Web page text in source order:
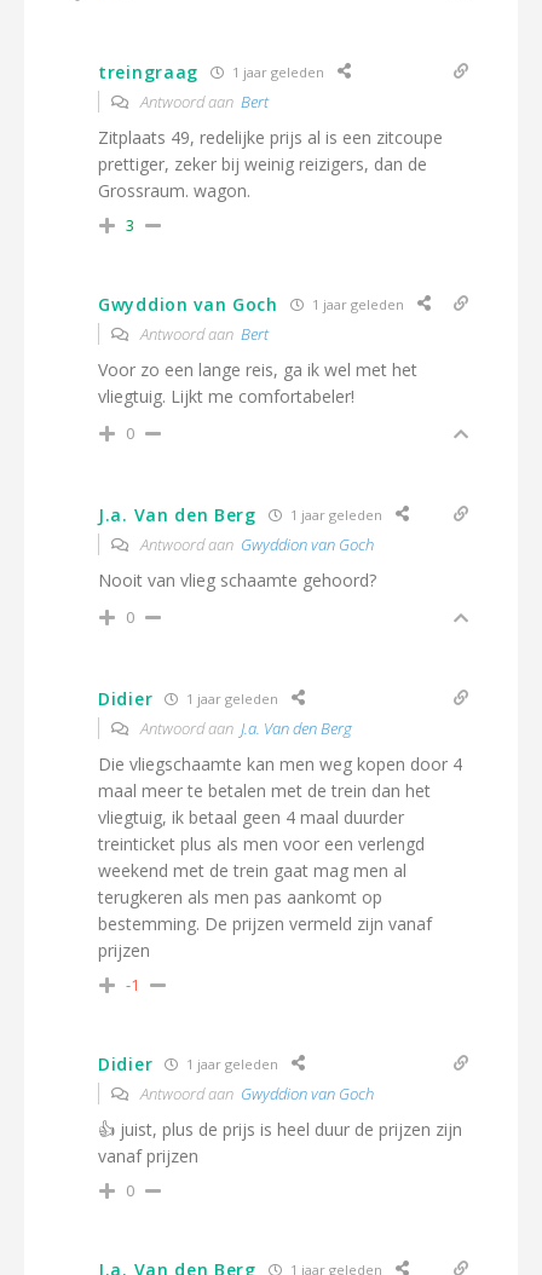
treingraag 1 jaar geleden
Antwoord aan Bert
Zitplaats 49, redelijke prijs al is een zitcoupe
prettiger, zeker bij weinig reizigers, dan de
Grossraum. wagon.
3
Gwyddion van Goch 1 jaar geleden
Antwoord aan Bert
Voor zo een lange reis, ga ik wel met het
vliegtuig. Lijkt me comfortabeler!
0
J.a. Van den Berg 1 jaar geleden
Antwoord aan Gwyddion van Goch
Nooit van vlieg schaamte gehoord?
0
Didier 1 jaar geleden
Antwoord aan J.a. Van den Berg
Die vliegschaamte kan men weg kopen door 4
maal meer te betalen met de trein dan het
vliegtuig, ik betaal geen 4 maal duurder
treinticket plus als men voor een verlengd
weekend met de trein gaat mag men al
terugkeren als men pas aankomt op
bestemming. De prijzen vermeld zijn vanaf
prijzen
-1
Didier 1 jaar geleden
Antwoord aan Gwyddion van Goch
👍 juist, plus de prijs is heel duur de prijzen zijn
vanaf prijzen
0
J.a. Van den Berg 1 jaar geleden